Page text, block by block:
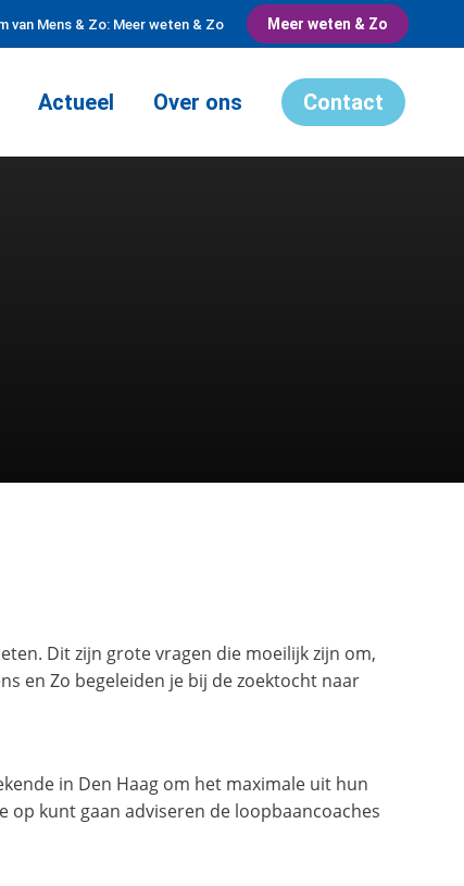
van Mens & Zo: Meer weten & Zo Meer weten & Zo
Actueel Over ons Contact
Dit zijn grote vragen die moeilijk zijn om,
en Zo begeleiden je bij de zoektocht naar
in Den Haag om het maximale uit hun
kunt gaan adviseren de loopbaancoaches